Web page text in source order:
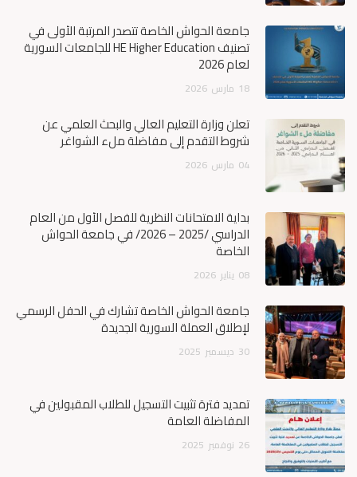
جامعة الحواش الخاصة تتصدر المرتبة الأولى في
تصنيف HE Higher Education للجامعات السورية
لعام 2026
18 مارس 2026
تعلن وزارة التعليم العالي والبحث العلمي عن
شروط التقدم إلى مفاضلة ملء الشواغر
04 مارس 2026
بداية الامتحانات النظرية للفصل الأول من العام
الدراسي /2025 – 2026/ في جامعة الحواش
الخاصة
08 يناير 2026
جامعة الحواش الخاصة تشارك في الحفل الرسمي
لإطلاق العملة السورية الجديدة
30 ديسمبر 2025
تمديد فترة تثبيت التسجيل للطلاب المقبولين في
المفاضلة العامة
26 نوفمبر 2025